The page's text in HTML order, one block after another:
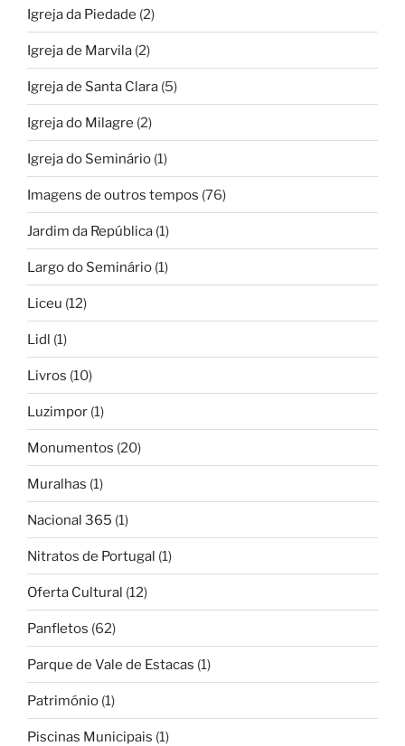
Igreja da Piedade (2)
Igreja de Marvila (2)
Igreja de Santa Clara (5)
Igreja do Milagre (2)
Igreja do Seminário (1)
Imagens de outros tempos (76)
Jardim da República (1)
Largo do Seminário (1)
Liceu (12)
Lidl (1)
Livros (10)
Luzimpor (1)
Monumentos (20)
Muralhas (1)
Nacional 365 (1)
Nitratos de Portugal (1)
Oferta Cultural (12)
Panfletos (62)
Parque de Vale de Estacas (1)
Património (1)
Piscinas Municipais (1)